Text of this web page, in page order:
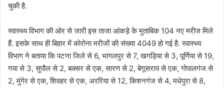
चुकी है.
स्वास्थ्य विभाग की ओर से जारी इस ताजा आंकड़े के मुताबिक 104 नए मरीज मिले
हैं. इसके साथ ही बिहार में कोरोना मरीजों की संख्या 4049 हो गई है. स्वास्थ्य
विभाग ने बताया कि पटना जिले से 6, भागलपुर से 7, खगड़िया से 3, पूर्णिया से 19,
गया से 3, सुपौल से 2, बक्सर से एक, सारण से 2, बेगूसराय से एक, गोपालगंज से
2, मुंगेर से एक, शिवहर से एक, अररिया से 12, किशनगंज से 4, मधेपुरा से 8,